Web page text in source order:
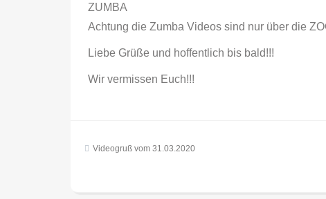
ZUMBA
Achtung die Zumba Videos sind nur über die
Liebe Grüße und hoffentlich bis bald!!!
Wir vermissen Euch!!!
Videogruß vom 31.03.2020